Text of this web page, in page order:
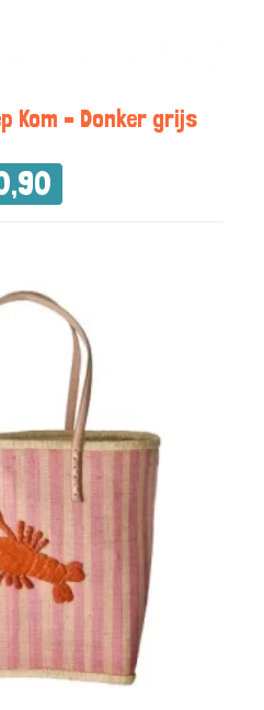
Kom – Donker grijs